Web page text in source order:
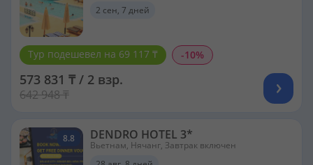
2 сен, 7 дней
Тур подешевел на 69 117 ₸ -10%
573 831 ₸ / 2 взр.
642 948 ₸
8.8 DENDRO HOTEL 3*
Вьетнам, Нячанг, Завтрак включен